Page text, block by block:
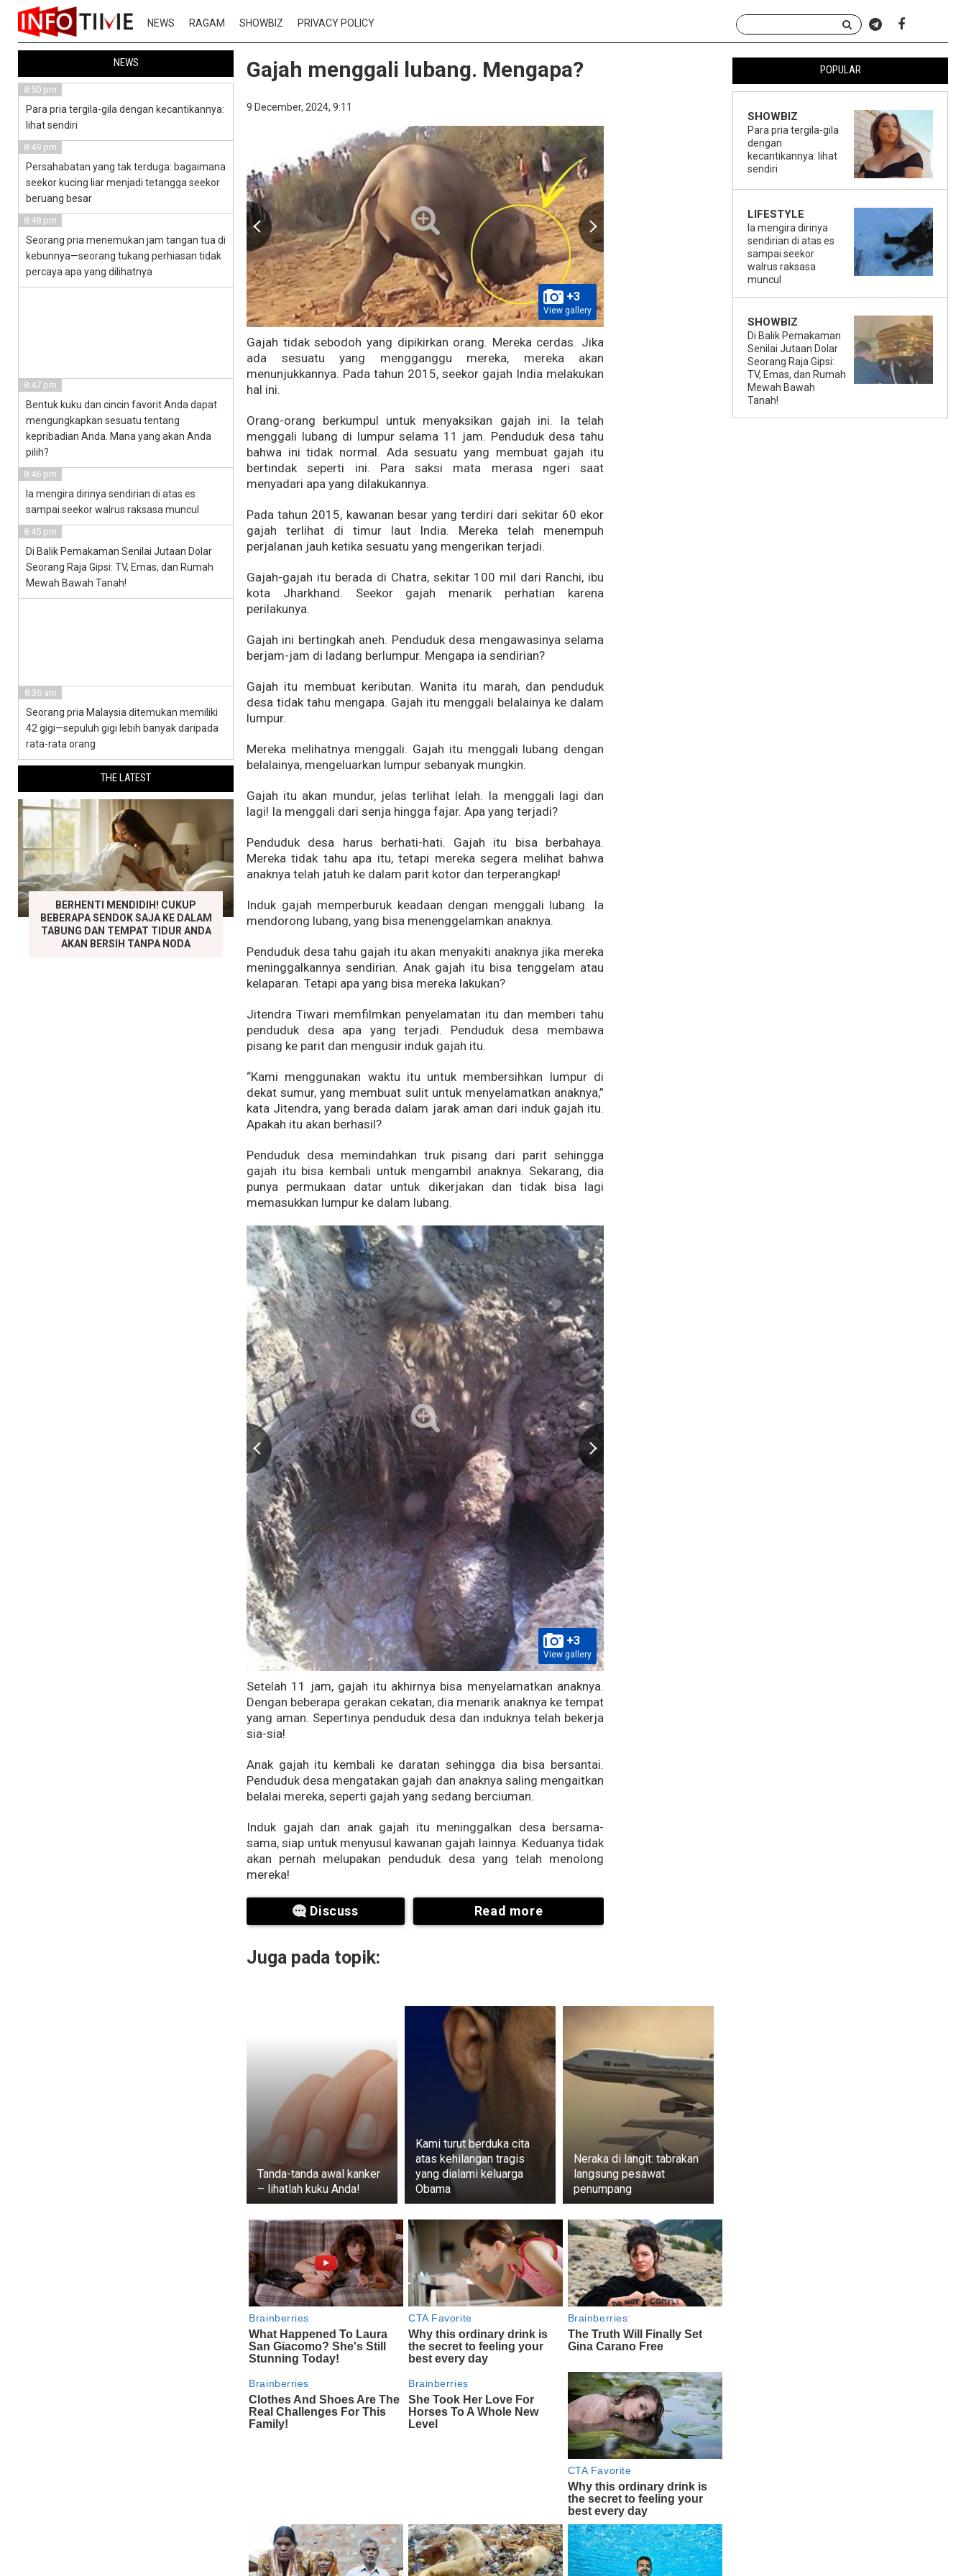
NEWS RAGAM SHOWBIZ PRIVACY POLICY
Gajah menggali lubang. Mengapa?
9 December, 2024, 9:11
+3
View gallery
Gajah tidak sebodoh yang dipikirkan orang. Mereka cerdas. Jika
ada sesuatu yang mengganggu mereka, mereka akan
menunjukkannya. Pada tahun 2015, seekor gajah India melakukan
hal ini.
Orang-orang berkumpul untuk menyaksikan gajah ini. Ia telah
menggali lubang di lumpur selama 11 jam. Penduduk desa tahu
bahwa ini tidak normal. Ada sesuatu yang membuat gajah itu
bertindak seperti ini. Para saksi mata merasa ngeri saat
menyadari apa yang dilakukannya.
Pada tahun 2015, kawanan besar yang terdiri dari sekitar 60 ekor
gajah terlihat di timur laut India. Mereka telah menempuh
perjalanan jauh ketika sesuatu yang mengerikan terjadi.
Gajah-gajah itu berada di Chatra, sekitar 100 mil dari Ranchi, ibu
kota Jharkhand. Seekor gajah menarik perhatian karena
perilakunya.
Gajah ini bertingkah aneh. Penduduk desa mengawasinya selama
berjam-jam di ladang berlumpur. Mengapa ia sendirian?
Gajah itu membuat keributan. Wanita itu marah, dan penduduk
desa tidak tahu mengapa. Gajah itu menggali belalainya ke dalam
lumpur.
Mereka melihatnya menggali. Gajah itu menggali lubang dengan
belalainya, mengeluarkan lumpur sebanyak mungkin.
Gajah itu akan mundur, jelas terlihat lelah. Ia menggali lagi dan
lagi! Ia menggali dari senja hingga fajar. Apa yang terjadi?
Penduduk desa harus berhati-hati. Gajah itu bisa berbahaya.
Mereka tidak tahu apa itu, tetapi mereka segera melihat bahwa
anaknya telah jatuh ke dalam parit kotor dan terperangkap!
Induk gajah memperburuk keadaan dengan menggali lubang. Ia
mendorong lubang, yang bisa menenggelamkan anaknya.
Penduduk desa tahu gajah itu akan menyakiti anaknya jika mereka
meninggalkannya sendirian. Anak gajah itu bisa tenggelam atau
kelaparan. Tetapi apa yang bisa mereka lakukan?
Jitendra Tiwari memfilmkan penyelamatan itu dan memberi tahu
penduduk desa apa yang terjadi. Penduduk desa membawa
pisang ke parit dan mengusir induk gajah itu.
“Kami menggunakan waktu itu untuk membersihkan lumpur di
dekat sumur, yang membuat sulit untuk menyelamatkan anaknya,”
kata Jitendra, yang berada dalam jarak aman dari induk gajah itu.
Apakah itu akan berhasil?
Penduduk desa memindahkan truk pisang dari parit sehingga
gajah itu bisa kembali untuk mengambil anaknya. Sekarang, dia
punya permukaan datar untuk dikerjakan dan tidak bisa lagi
memasukkan lumpur ke dalam lubang.
+3
View gallery
Setelah 11 jam, gajah itu akhirnya bisa menyelamatkan anaknya.
Dengan beberapa gerakan cekatan, dia menarik anaknya ke tempat
yang aman. Sepertinya penduduk desa dan induknya telah bekerja
sia-sia!
Anak gajah itu kembali ke daratan sehingga dia bisa bersantai.
Penduduk desa mengatakan gajah dan anaknya saling mengaitkan
belalai mereka, seperti gajah yang sedang berciuman.
Induk gajah dan anak gajah itu meninggalkan desa bersama-
sama, siap untuk menyusul kawanan gajah lainnya. Keduanya tidak
akan pernah melupakan penduduk desa yang telah menolong
mereka!
Discuss Read more
Juga pada topik:
Tanda-tanda awal kanker
– lihatlah kuku Anda!
Kami turut berduka cita
atas kehilangan tragis
yang dialami keluarga
Obama
Neraka di langit: tabrakan
langsung pesawat
penumpang
POPULAR
SHOWBIZ
Para pria tergila-gila
dengan
kecantikannya: lihat
sendiri
LIFESTYLE
Ia mengira dirinya
sendirian di atas es
sampai seekor
walrus raksasa
muncul
SHOWBIZ
Di Balik Pemakaman
Senilai Jutaan Dolar
Seorang Raja Gipsi:
TV, Emas, dan Rumah
Mewah Bawah
Tanah!
NEWS
8:50 pm
Para pria tergila-gila dengan kecantikannya:
lihat sendiri
8:49 pm
Persahabatan yang tak terduga: bagaimana
seekor kucing liar menjadi tetangga seekor
beruang besar
8:48 pm
Seorang pria menemukan jam tangan tua di
kebunnya—seorang tukang perhiasan tidak
percaya apa yang dilihatnya
8:47 pm
Bentuk kuku dan cincin favorit Anda dapat
mengungkapkan sesuatu tentang
kepribadian Anda. Mana yang akan Anda
pilih?
8:46 pm
Ia mengira dirinya sendirian di atas es
sampai seekor walrus raksasa muncul
8:45 pm
Di Balik Pemakaman Senilai Jutaan Dolar
Seorang Raja Gipsi: TV, Emas, dan Rumah
Mewah Bawah Tanah!
8:36 am
Seorang pria Malaysia ditemukan memiliki
42 gigi—sepuluh gigi lebih banyak daripada
rata-rata orang
THE LATEST
BERHENTI MENDIDIH! CUKUP
BEBERAPA SENDOK SAJA KE DALAM
TABUNG DAN TEMPAT TIDUR ANDA
AKAN BERSIH TANPA NODA